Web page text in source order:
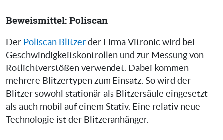
Beweismittel: Poliscan
Der Poliscan Blitzer der Firma Vitronic wird bei
Geschwindigkeitskontrollen und zur Messung von
Rotlichtverstößen verwendet. Dabei kommen
mehrere Blitzertypen zum Einsatz. So wird der
Blitzer sowohl stationär als Blitzersäule eingesetzt
als auch mobil auf einem Stativ. Eine relativ neue
Technologie ist der Blitzeranhänger.